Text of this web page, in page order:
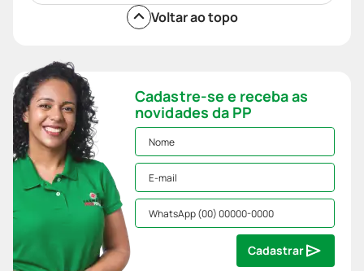
Voltar ao topo
Cadastre-se e receba as
novidades da PP
Cadastrar